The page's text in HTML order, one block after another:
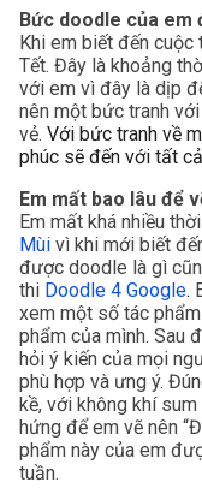
Bức doodle của em
Khi em biết đến cuộc
Tết. Đây là khoảng
với em vì đây là dịp
nên một bức tranh
vẻ. Với bức tranh về
phúc sẽ đến với tất
Em mất bao lâu để
Em mất khá nhiều
Mùi vì khi mới biết
được doodle là gì
thi Doodle 4 Google.
xem một số tác
phẩm của mình. Sau
hỏi ý kiến của mọi
phù hợp và ưng ý.
kề, với không khí
hứng để em vẽ nên
phẩm này của em
tuần.